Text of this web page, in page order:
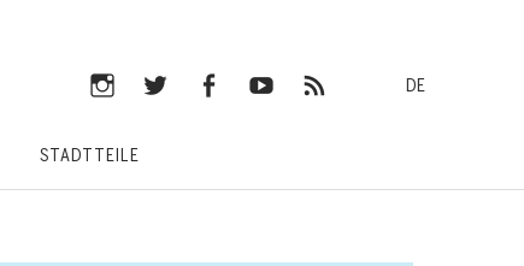
DE
STADTTEILE